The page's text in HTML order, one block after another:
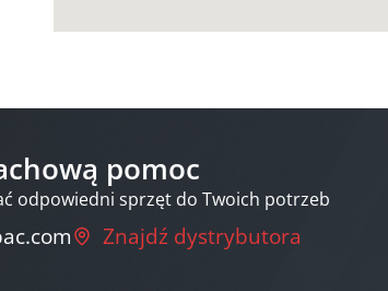
pomoc
odpowiedni sprzęt do Twoich potrzeb
Znajdź dystrybutora